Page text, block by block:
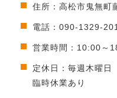
住所：高松市鬼無町
電話：090-1329-
営業時間：10:00～
定休日：毎週木曜日
臨時休業あり